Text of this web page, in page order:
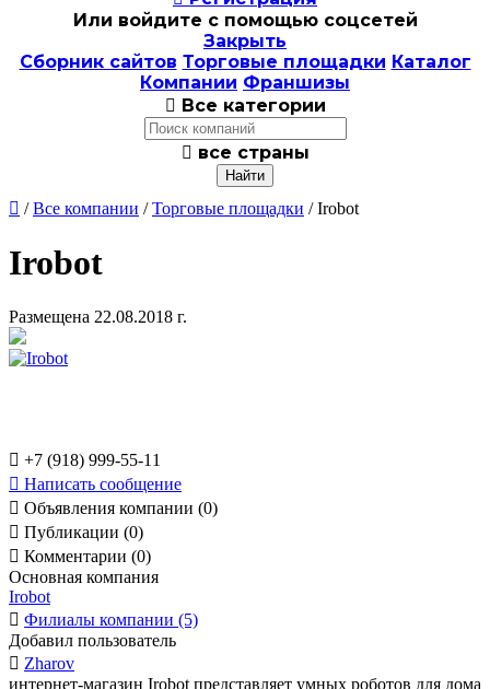
Или войдите с помощью соцсетей
Закрыть
Сборник сайтов Торговые площадки Каталог
Компании Франшизы
 Все категории
 все страны
 /Все компании /Торговые площадки / Irobot
Irobot
Размещена 22.08.2018 г.
 +7 (918) 999-55-11
 Написать сообщение
 Объявления компании (0)
 Публикации (0)
 Комментарии (0)
Основная компания
Irobot
 Филиалы компании (5)
Добавил пользователь
 Zharov
интернет-магазин Irobot представляет умных роботов для дома